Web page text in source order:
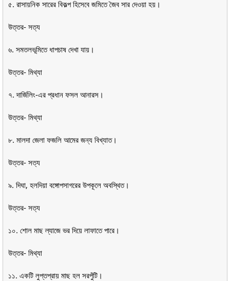
৫. রাসায়নিক সারের বিকল্প হিসেবে জমিতে জৈব সার দেওয়া হয়।
উত্তর- সত্য
৬. সমতলভূমিতে ধাপচাষ দেখা যায়।
উত্তর- মিথ্যা
৭. দার্জিলিং-এর প্রধান ফসল আনারস।
উত্তর- মিথ্যা
৮. মালদা জেলা ফজলি আমের জন্য বিখ্যাত।
উত্তর- সত্য
৯. দিঘা, হলদিয়া বঙ্গোপসাগরের উপকূলে অবস্থিত।
উত্তর- সত্য
১০. শোল মাছ ল্যাজে ভর দিয়ে লাফাতে পারে।
উত্তর- মিথ্যা
১১. একটি লুপ্তপ্রায় মাছ হল সরপুঁটি।